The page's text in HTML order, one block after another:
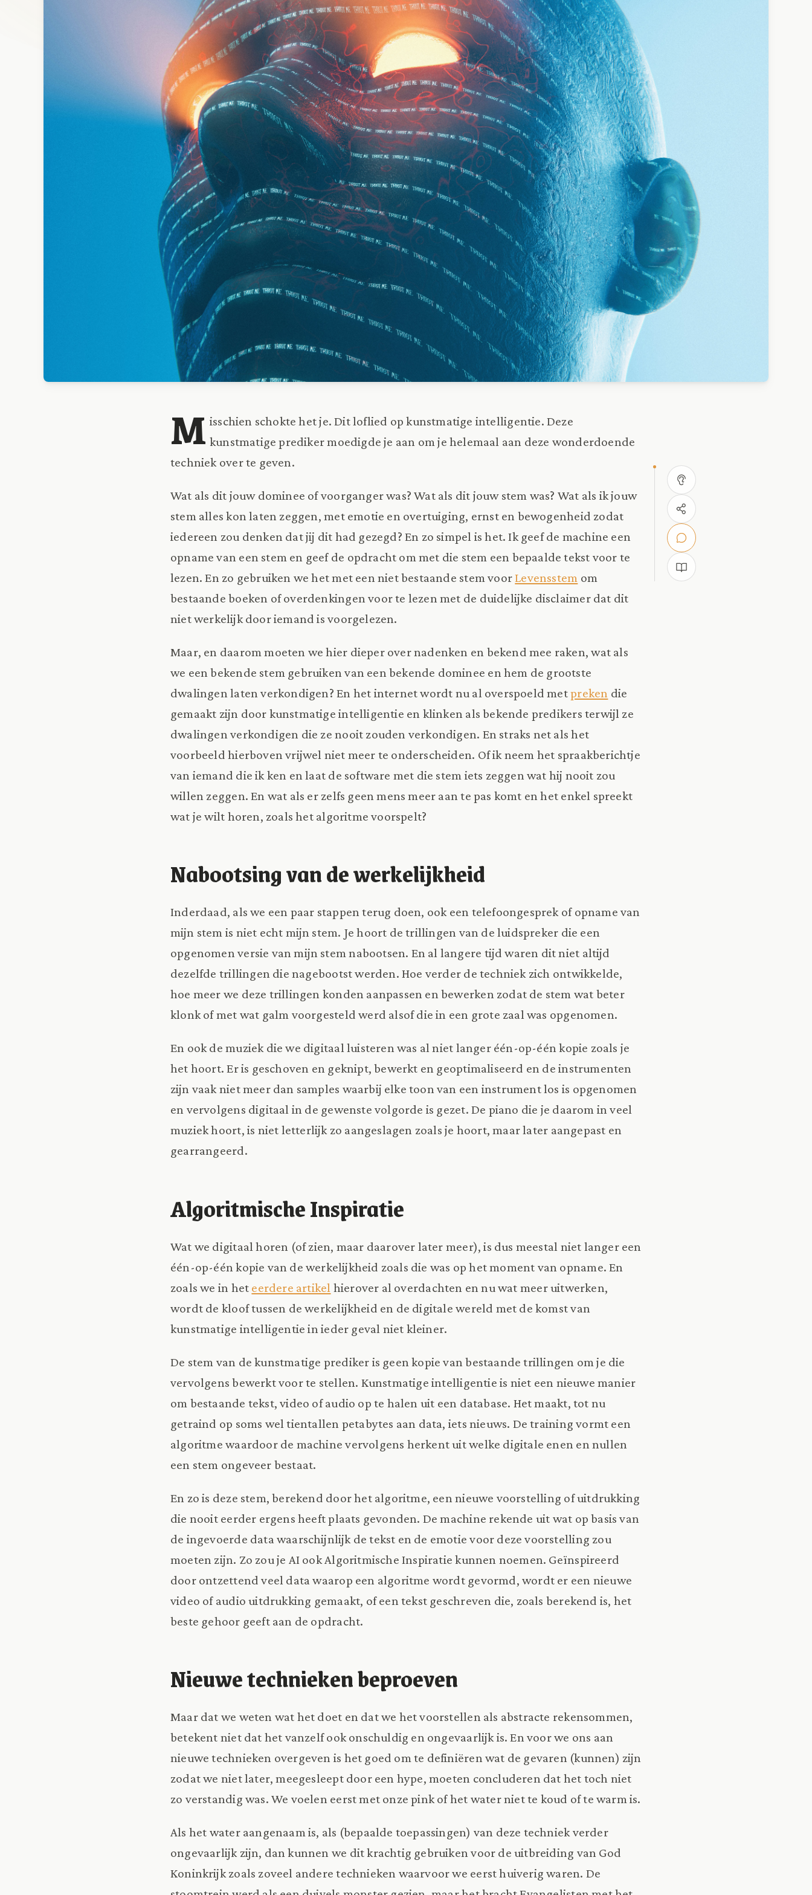
M isschien schokte het je. Dit loflied op kunstmatige intelligentie. Deze
kunstmatige prediker moedigde je aan om je helemaal aan deze wonderdoende
techniek over te geven.
Wat als dit jouw dominee of voorganger was? Wat als dit jouw stem was? Wat als ik jouw
stem alles kon laten zeggen, met emotie en overtuiging, ernst en bewogenheid zodat
iedereen zou denken dat jij dit had gezegd? En zo simpel is het. Ik geef de machine een
opname van een stem en geef de opdracht om met die stem een bepaalde tekst voor te
lezen. En zo gebruiken we het met een niet bestaande stem voorLevensstem om
bestaande boeken of overdenkingen voor te lezen met de duidelijke disclaimer dat dit
niet werkelijk door iemand is voorgelezen.
Maar, en daarom moeten we hier dieper over nadenken en bekend mee raken, wat als
we een bekende stem gebruiken van een bekende dominee en hem de grootste
dwalingen laten verkondigen? En het internet wordt nu al overspoeld metpreken die
gemaakt zijn door kunstmatige intelligentie en klinken als bekende predikers terwijl ze
dwalingen verkondigen die ze nooit zouden verkondigen. En straks net als het
voorbeeld hierboven vrijwel niet meer te onderscheiden. Of ik neem het spraakberichtje
van iemand die ik ken en laat de software met die stem iets zeggen wat hij nooit zou
willen zeggen. En wat als er zelfs geen mens meer aan te pas komt en het enkel spreekt
wat je wilt horen, zoals het algoritme voorspelt?
Nabootsing van de werkelijkheid
Inderdaad, als we een paar stappen terug doen, ook een telefoongesprek of opname van
mijn stem is niet echt mijn stem. Je hoort de trillingen van de luidspreker die een
opgenomen versie van mijn stem nabootsen. En al langere tijd waren dit niet altijd
dezelfde trillingen die nagebootst werden. Hoe verder de techniek zich ontwikkelde,
hoe meer we deze trillingen konden aanpassen en bewerken zodat de stem wat beter
klonk of met wat galm voorgesteld werd alsof die in een grote zaal was opgenomen.
En ook de muziek die we digitaal luisteren was al niet langer één-op-één kopie zoals je
het hoort. Er is geschoven en geknipt, bewerkt en geoptimaliseerd en de instrumenten
zijn vaak niet meer dan samples waarbij elke toon van een instrument los is opgenomen
en vervolgens digitaal in de gewenste volgorde is gezet. De piano die je daarom in veel
muziek hoort, is niet letterlijk zo aangeslagen zoals je hoort, maar later aangepast en
gearrangeerd.
Algoritmische Inspiratie
Wat we digitaal horen (of zien, maar daarover later meer), is dus meestal niet langer een
één-op-één kopie van de werkelijkheid zoals die was op het moment van opname. En
zoals we in het eerdere artikel hierover al overdachten en nu wat meer uitwerken,
wordt de kloof tussen de werkelijkheid en de digitale wereld met de komst van
kunstmatige intelligentie in ieder geval niet kleiner.
De stem van de kunstmatige prediker is geen kopie van bestaande trillingen om je die
vervolgens bewerkt voor te stellen. Kunstmatige intelligentie is niet een nieuwe manier
om bestaande tekst, video of audio op te halen uit een database. Het maakt, tot nu
getraind op soms wel tientallen petabytes aan data, iets nieuws. De training vormt een
algoritme waardoor de machine vervolgens herkent uit welke digitale enen en nullen
een stem ongeveer bestaat.
En zo is deze stem, berekend door het algoritme, een nieuwe voorstelling of uitdrukking
die nooit eerder ergens heeft plaats gevonden. De machine rekende uit wat op basis van
de ingevoerde data waarschijnlijk de tekst en de emotie voor deze voorstelling zou
moeten zijn. Zo zou je AI ook Algoritmische Inspiratie kunnen noemen. Geïnspireerd
door ontzettend veel data waarop een algoritme wordt gevormd, wordt er een nieuwe
video of audio uitdrukking gemaakt, of een tekst geschreven die, zoals berekend is, het
beste gehoor geeft aan de opdracht.
Nieuwe technieken beproeven
Maar dat we weten wat het doet en dat we het voorstellen als abstracte rekensommen,
betekent niet dat het vanzelf ook onschuldig en ongevaarlijk is. En voor we ons aan
nieuwe technieken overgeven is het goed om te definiëren wat de gevaren (kunnen) zijn
zodat we niet later, meegesleept door een hype, moeten concluderen dat het toch niet
zo verstandig was. We voelen eerst met onze pink of het water niet te koud of te warm is.
Als het water aangenaam is, als (bepaalde toepassingen) van deze techniek verder
ongevaarlijk zijn, dan kunnen we dit krachtig gebruiken voor de uitbreiding van God
Koninkrijk zoals zoveel andere technieken waarvoor we eerst huiverig waren. De